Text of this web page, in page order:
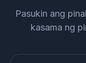
Pasukin ang
kasama ng